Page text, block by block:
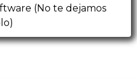
(No te dejamos